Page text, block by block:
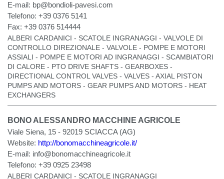
E-mail: bp@bondioli-pavesi.com
Telefono: +39 0376 5141
Fax: +39 0376 514444
ALBERI CARDANICI - SCATOLE INGRANAGGI - VALVOLE DI
CONTROLLO DIREZIONALE - VALVOLE - POMPE E MOTORI
ASSIALI - POMPE E MOTORI AD INGRANAGGI - SCAMBIATORI
DI CALORE - PTO DRIVE SHAFTS - GEARBOXES -
DIRECTIONAL CONTROL VALVES - VALVES - AXIAL PISTON
PUMPS AND MOTORS - GEAR PUMPS AND MOTORS - HEAT
EXCHANGERS
BONO ALESSANDRO MACCHINE AGRICOLE
Viale Siena, 15 - 92019 SCIACCA (AG)
Website: http://bonomacchineagricole.it/
E-mail: info@bonomacchineagricole.it
Telefono: +39 0925 23498
ALBERI CARDANICI - SCATOLE INGRANAGGI